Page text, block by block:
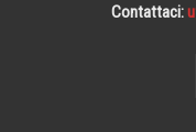
Contattaci: